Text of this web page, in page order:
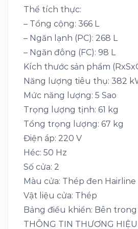
Thể tích thực:
– Tổng cộng: 366 L
– Ngăn lạnh (PC): 268 L
– Ngăn đông (FC): 98 L
Kích thước sản phẩm
Năng lượng tiêu thụ: 382
Mức năng lượng: 5 Sao
Trọng lượng tịnh: 61 kg
Tổng trọng lượng: 67 kg
Điện áp: 220 V
Héc: 50 Hz
Số cửa: 2
Màu cửa: Thép đen Hairline
Vật liệu cửa: Thép
Bảng điều khiển: Bên trong
THÔNG TIN THƯƠNG HIỆU